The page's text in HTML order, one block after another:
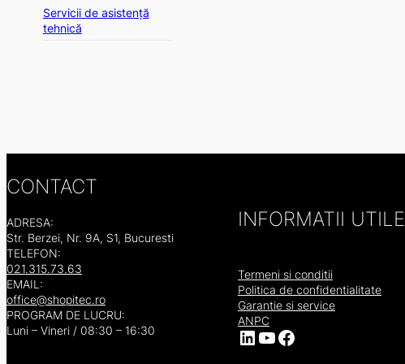
Servicii de asistență
tehnică
CONTACT
ADRESA:
Str. Berzei, Nr. 9A, S1, Bucuresti
TELEFON:
021.315.73.63
EMAIL:
office@shopitec.ro
PROGRAM DE LUCRU:
Luni – Vineri / 08:30 – 16:30
INFORMATII UTILE
Termeni si conditii
Politica de confidentialitate
Garantie si service
ANPC
LinkedIn YouTube Facebook